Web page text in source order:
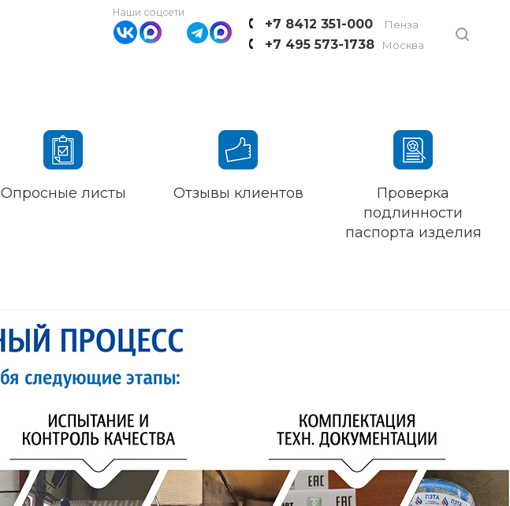
+7 8412 351-000 Пенза
+7 495 573-1738 Москва
Наши соцсети
Опросные листы Отзывы клиентов
Проверка
подлинности
паспорта изделия